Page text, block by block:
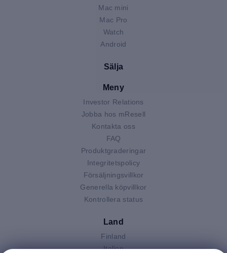
Mac mini
Mac Pro
Watch
Android
Sälja
Meny
Investor Relations
Jobba hos mResell
Kontakta oss
FAQ
Produktgraderingar
Integritetspolicy
Försäljningsvillkor
Generella köpvillkor
Kontrollera status
Land
Finland
Italien